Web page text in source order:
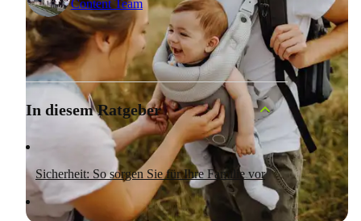
Content Team
In diesem Ratgeber
Sicherheit: So sorgen Sie für Ihre Familie vor